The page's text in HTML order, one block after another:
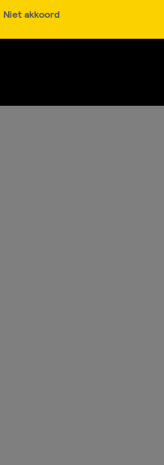
Niet akkoord